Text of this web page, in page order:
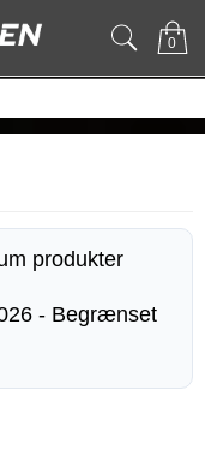
0
produkter
- Begrænset